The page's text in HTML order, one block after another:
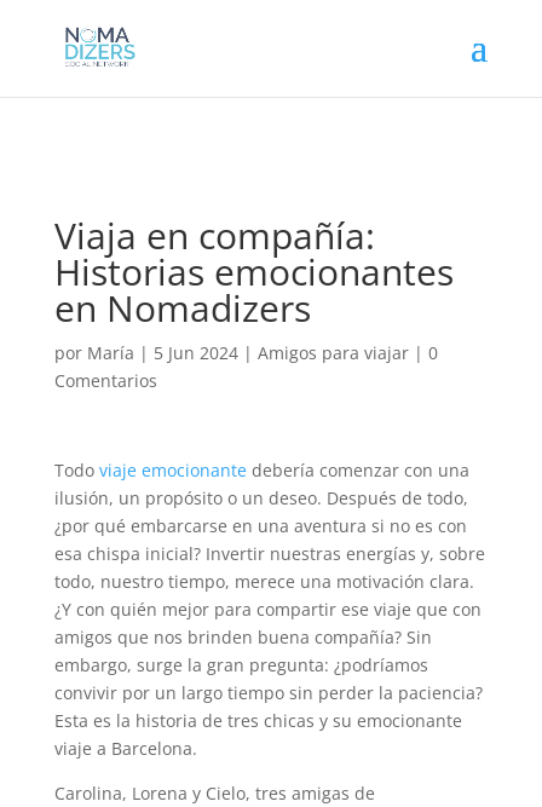
Viaja en compañía:
Historias emocionantes
en Nomadizers
por María | 5 Jun 2024| Amigos para viajar| 0
Comentarios
Todo viaje emocionantedebería comenzar con una
ilusión, un propósito o un deseo. Después de todo,
¿por qué embarcarse en una aventura si no es con
esa chispa inicial? Invertir nuestras energías y, sobre
todo, nuestro tiempo, merece una motivación clara.
¿Y con quién mejor para compartir ese viaje que con
amigos que nos brinden buena compañía? Sin
embargo, surge la gran pregunta: ¿podríamos
convivir por un largo tiempo sin perder la paciencia?
Esta es la historia de tres chicas y su emocionante
viaje a Barcelona.
Carolina, Lorena y Cielo, tres amigas de